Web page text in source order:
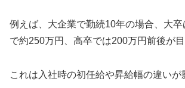
例えば、大企業で勤続10年の場合、大
で約250万円、高卒では200万円前後が目
これは入社時の初任給や昇給幅の違いが